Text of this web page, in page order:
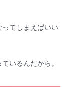
ってしまえばいい
いるんだから。